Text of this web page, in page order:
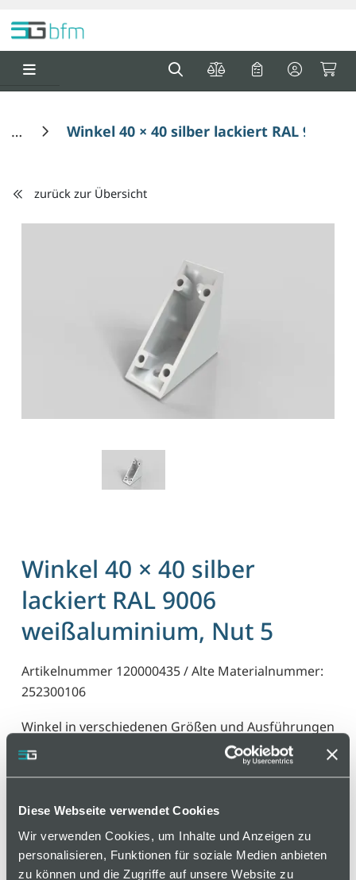
Diese Webseite verwendet Cookies
Wir verwenden Cookies, um Inhalte und Anzeigen zu
personalisieren, Funktionen für soziale Medien anbieten
zu können und die Zugriffe auf unsere Website zu
Winkel 40 × 40 silber lackiert RAL 9006
zurück zur Übersicht
Winkel 40 × 40 silber
lackiert RAL 9006
weißaluminium, Nut 5
Artikelnummer 120000435 / Alte Materialnummer:
252300106
Winkel in verschiedenen Größen und Ausführungen
erhältlich. Sowohl zur Montage in der Nut, als auch
auf geraden Flächen geeignet (dazu die
Schutz vor Verschmutzungen. Einfache Montage
ohne Profilbearbeitung. Einfachere Montage der
Winkel durch Nutensteine mit Führungssteg.